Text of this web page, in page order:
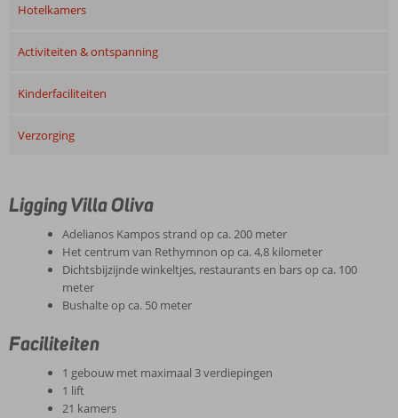
Hotelkamers
Activiteiten & ontspanning
Kinderfaciliteiten
Verzorging
Ligging Villa Oliva
Adelianos Kampos strand op ca. 200 meter
Het centrum van Rethymnon op ca. 4,8 kilometer
Dichtsbijzijnde winkeltjes, restaurants en bars op ca. 100
meter
Bushalte op ca. 50 meter
Faciliteiten
1 gebouw met maximaal 3 verdiepingen
1 lift
21 kamers